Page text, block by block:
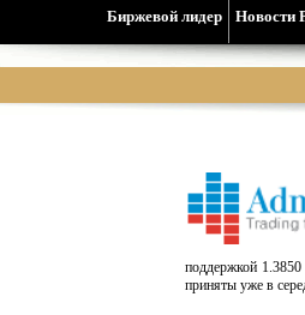
Биржевой лидер Новости
поддержкой
приняты уже в